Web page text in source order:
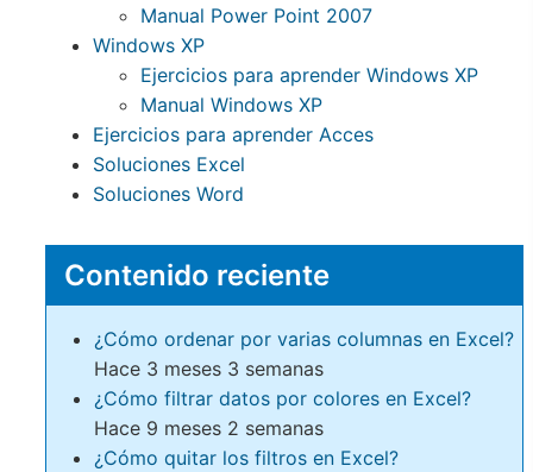
Manual Power Point 2007
Windows XP
Ejercicios para aprender Windows XP
Manual Windows XP
Ejercicios para aprender Acces
Soluciones Excel
Soluciones Word
Contenido reciente
¿Cómo ordenar por varias columnas en Excel?
Hace 3 meses 3 semanas
¿Cómo filtrar datos por colores en Excel?
Hace 9 meses 2 semanas
¿Cómo quitar los filtros en Excel?